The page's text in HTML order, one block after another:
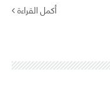
أكمل القراءة